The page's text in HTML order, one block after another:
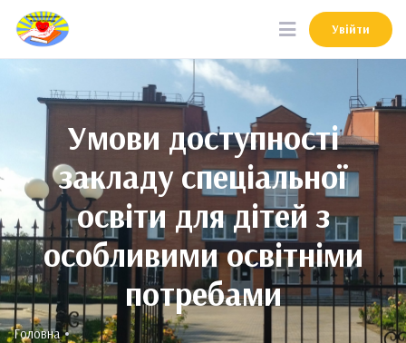
Увійти
Увійти
Умови доступності
закладу спеціальної
освіти для дітей з
особливими освітніми
потребами
Головна